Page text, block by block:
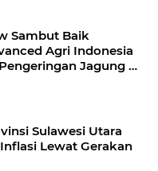
Sambut Baik
Agri Indonesia
Jagung di
Sulawesi Utara
Lewat Gerakan